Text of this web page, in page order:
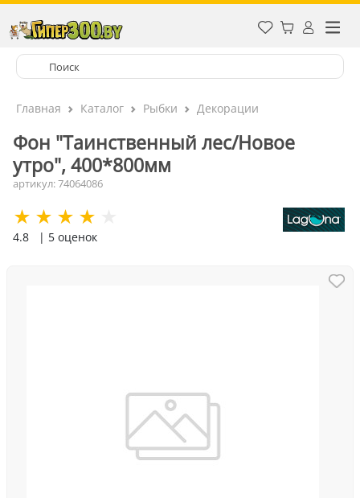
Главная Каталог Рыбки Декорации
Фон "Таинственный лес/Новое
утро", 400*800мм
артикул: 74064086
4.8 | 5 оценок